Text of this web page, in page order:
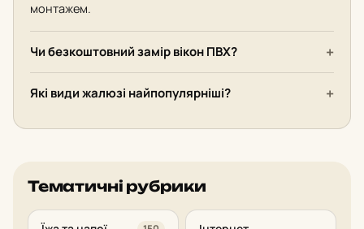
монтажем.
Чи безкоштовний замір вікон ПВХ?
Які види жалюзі найпопулярніші?
Тематичні рубрики